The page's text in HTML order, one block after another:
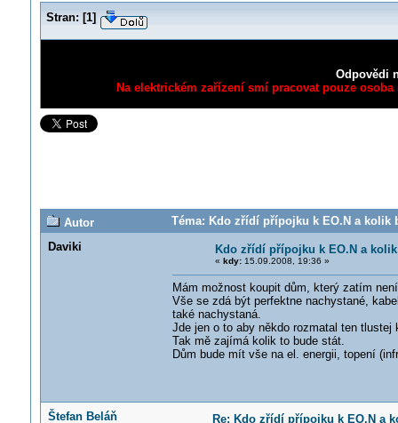
Stran: [1]
Odpovědi
Na elektrickém zařízení smí pracovat pouze
Autor
Téma: Kdo zřídí přípojku k EO.N a kolik
Daviki
Kdo zřídí přípojku k EO.N a
« kdy:15.09.2008, 19:36 »
Mám možnost koupit dům, který zatím
Vše se zdá být perfektne nachystané,
také nachystaná.
Jde jen o to aby někdo rozmatal ten tlustej
Tak mě zajímá kolik to bude stát.
Dům bude mít vše na el. energii, topení
Štefan Beláň Re: Kdo zřídí přípojku k EO.N a